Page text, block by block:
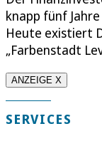
knapp fünf
Heute existiert
„Farbenstadt
ANZEIGE X
SERVICES